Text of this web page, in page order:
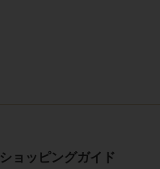
ショッピングガイド